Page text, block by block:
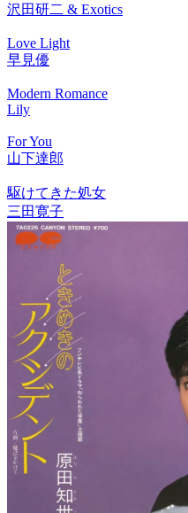
沢田研二 & Exotics
Love Light
早見優
Modern Romance
Lily
For You
山下達郎
駆けてきた処女
三田寛子